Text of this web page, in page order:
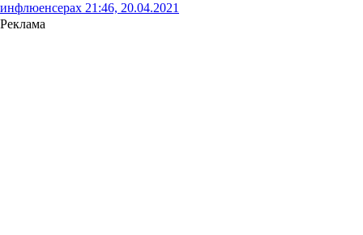
инфлюенсерах 21:46, 20.04.2021
Реклама